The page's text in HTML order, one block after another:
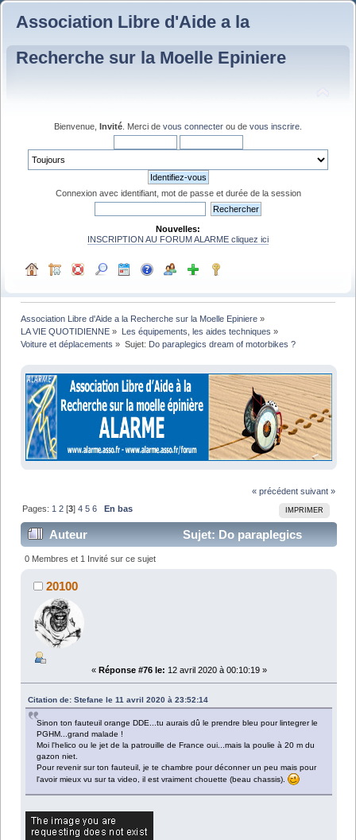
Association Libre d'Aide a la
Recherche sur la Moelle Epiniere
Bienvenue, Invité . Merci de vous connecter ou de vous inscrire
Connexion avec identifiant, mot de passe et durée de la session
Nouvelles:
INSCRIPTION AU FORUM ALARME cliquez ici
Association Libre d'Aide a la Recherche sur la Moelle Epiniere »
LA VIE QUOTIDIENNE » Les équipements, les aides techniques »
Voiture et déplacements » Sujet: Do paraplegics dream of motorbikes ?
« précédent suivant »
IMPRIMER
Pages: 1 2 [3]4 5 6 En bas
Auteur
Sujet: Do paraplegics
dream of motorbikes ? (Lu 102586 fois)
0 Membres et 1 Invité sur ce sujet
20100
« Réponse #76 le: 12 avril 2020 à 00:10:19 »
Citation de: Stefane le 11 avril 2020 à 23:52:14
Sinon ton fauteuil orange DDE...tu aurais dû le prendre bleu pour lintegrer le
PGHM...grand malade !
Moi l'helico ou le jet de la patrouille de France oui...mais la poulie à 20 m du
gazon niet.
Pour revenir sur ton fauteuil, je te chambre pour déconner un peu mais pour
l'avoir mieux vu sur ta video, il est vraiment chouette (beau chassis).